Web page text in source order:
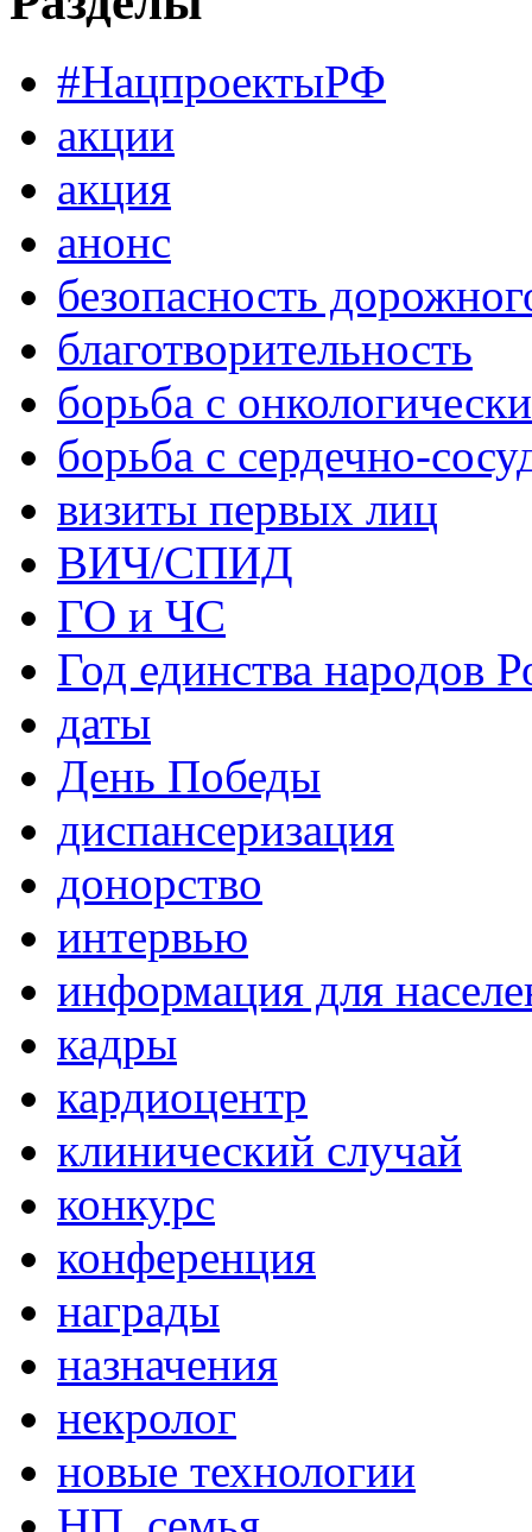
#НацпроектыРФ
акции
акция
анонс
безопасность
благотворительность
борьба с
борьба с сердечно-
визиты первых лиц
ВИЧ/СПИД
ГО и ЧС
Год единства народов
даты
День Победы
диспансеризация
донорство
интервью
информация для
кадры
кардиоцентр
клинический случай
конкурс
конференция
награды
назначения
некролог
новые технологии